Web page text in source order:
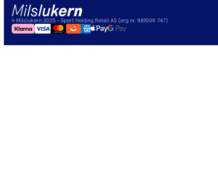
© Milslukern 2025 - Sport Holding Retail AS (org nr. 981006 747)